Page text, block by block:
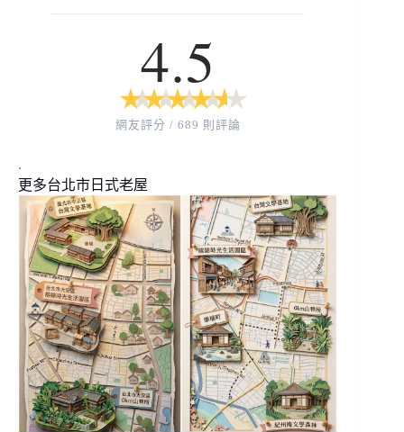
4.5
★
★ ★
★ ★
★ ★
★ ★
★
網友評分 / 689 則評論
.
更多台北市日式老屋